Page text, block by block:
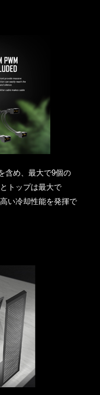
含め、最大で9個の
トップは最大で
い冷却性能を発揮で